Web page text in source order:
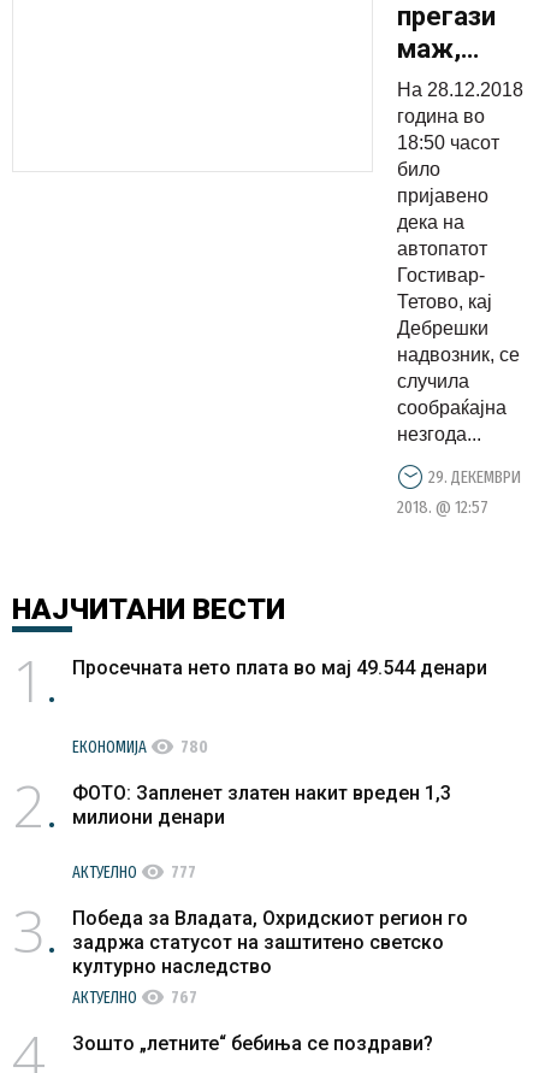
прегази
маж,
возачот
уапсен
На 28.12.2018
година во
18:50 часот
било
пријавено
дека на
автопатот
Гостивар-
Тетово, кај
Дебрешки
надвозник, се
случила
сообраќајна
незгода...
29. ДЕКЕМВРИ
2018. @ 12:57
НАЈЧИТАНИ ВЕСТИ
1 Просечната нето плата во мај 49.544 денари
ЕКОНОМИЈА visibility 780
2
ФОТО: Запленет златен накит вреден 1,3
милиони денари
АКТУЕЛНО visibility 777
3
Победа за Владата, Охридскиот регион го
задржа статусот на заштитено светско
културно наследство
АКТУЕЛНО visibility 767
4 Зошто „летните“ бебиња се поздрави?